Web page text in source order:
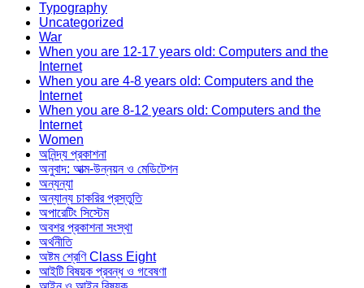
Typography
Uncategorized
War
When you are 12-17 years old: Computers and the
Internet
When you are 4-8 years old: Computers and the
Internet
When you are 8-12 years old: Computers and the
Internet
Women
অনিন্দ্য প্রকাশনা
অনুবাদ: আত্ম-উন্নয়ন ও মেডিটেশন
অন্যন্যা
অন্যান্য চাকরির প্রস্তুতি
অপারেটিং সিস্টেম
অবশর প্রকাশনা সংস্থা
অর্থনীতি
অষ্টম শ্রেণি Class Eight
আইটি বিষয়ক প্রবন্ধ ও গবেষণা